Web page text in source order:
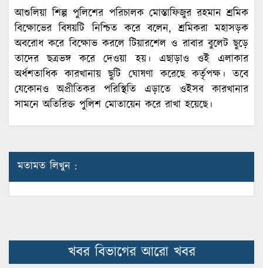
আশুলিয়া শিল্প পুলিশের পরিচালক মোস্তাফিজুর রহমান শ্রমিক
বিক্ষোভের বিষয়টি নিশ্চিত করে বলেন, শ্রমিকরা মহাসড়ক
অবরোধ করে বিক্ষোভ করলে টিয়ারশেল ও রাবার বুলেট ছুড়ে
তাদের ছত্রভঙ্গ করে দেওয়া হয়। এছাড়াও ওই এলাকার
অর্ধশতাধিক কারখানায় ছুটি ঘোষণা করেছে কর্তৃপক্ষ। তবে
যেকোনও অপ্রীতিকর পরিস্থিতি এড়াতে ওইসব কারখানার
সামনে অতিরিক্ত পুলিশ মোতায়েন করে রাখা হয়েছে।
মতামত লিখুন :
খবর বিভাগের আরো খবর